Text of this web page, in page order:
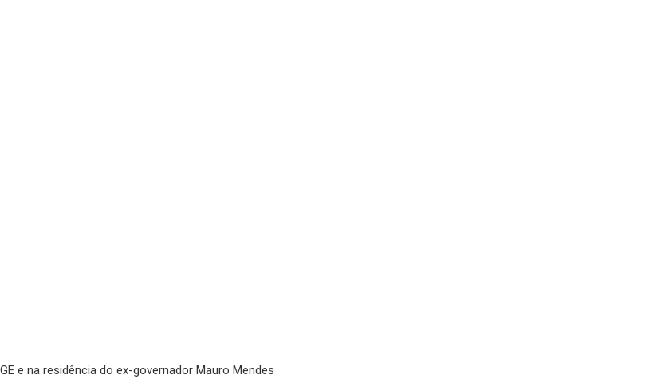
e na residência do ex-governador Mauro Mendes